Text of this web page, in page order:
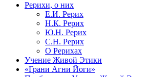
Рерихи, о них
Е.И. Рерих
Н.К. Рерих
Ю.Н. Рерих
С.Н. Рерих
О Рерихах
Учение Живой Этики
«Грани Агни Йоги»